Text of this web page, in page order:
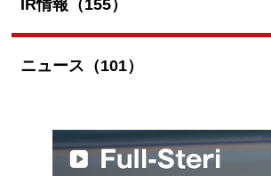
IR情報（155）
ニュース（101）